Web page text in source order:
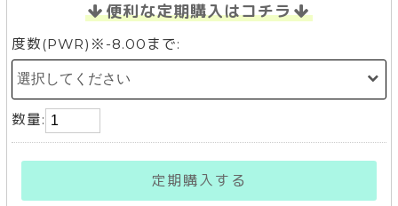
便利な定期購入はコチラ
度数(PWR)※-8.00まで:
数量:
定期購入する